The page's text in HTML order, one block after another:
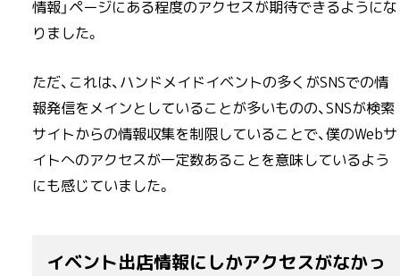
情報」ページにある程度のアクセスが期待できるようにな
りました。
ただ、これは、ハンドメイドイベントの多くがSNSでの情
報発信をメインとしていることが多いものの、SNSが検索
サイトからの情報収集を制限していることで、僕のWebサ
イトへのアクセスが一定数あることを意味しているよう
にも感じていました。
イベント出店情報にしかアクセスがなかっ